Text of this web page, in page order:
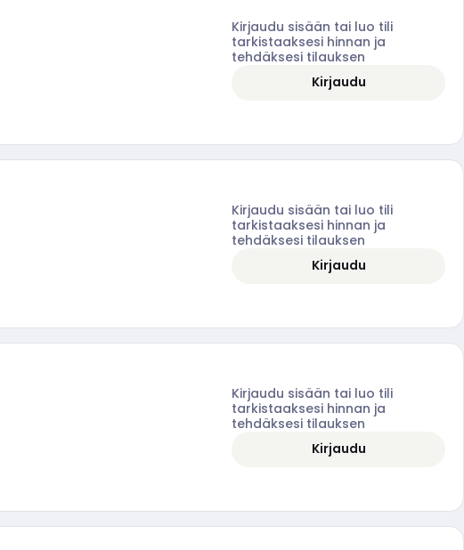
Kirjaudu sisään tai luo tili
tarkistaaksesi hinnan ja
tehdäksesi tilauksen
Kirjaudu
Kirjaudu sisään tai luo tili
tarkistaaksesi hinnan ja
tehdäksesi tilauksen
Kirjaudu
Kirjaudu sisään tai luo tili
tarkistaaksesi hinnan ja
tehdäksesi tilauksen
Kirjaudu